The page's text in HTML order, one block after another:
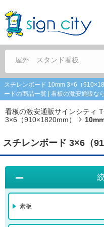
屋外 スタンド看板
スチレンボード 10mm 3×6（
ードの商品一覧 | 看板の激安通販な
看板の激安通販サインシティ
3×6（910×1820mm）
スチレンボード 3×6（
素板